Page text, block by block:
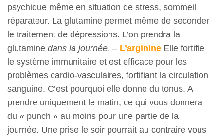
psychique même en situation de stress, sommeil
réparateur. La glutamine permet même de seconder
le traitement de dépressions. L’on prendra la
glutamine dans la journée. – L’arginine Elle fortifie
le système immunitaire et est efficace pour les
problèmes cardio-vasculaires, fortifiant la circulation
sanguine. C’est pourquoi elle donne du tonus. A
prendre uniquement le matin, ce qui vous donnera
du « punch » au moins pour une partie de la
journée. Une prise le soir pourrait au contraire vous